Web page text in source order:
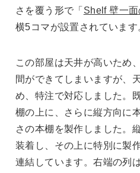
さを覆う形で「 Shelf 壁一
横5コマが設置されています
この部屋は天井が高いため
間ができてしまいますが、
め、特注で対応しました。
棚の上に、さらに縦方向に
さの本棚を製作しました。
装着し、その上に特別に製
連結しています。右端の列